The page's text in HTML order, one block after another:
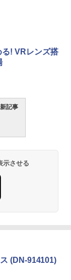
! VRレンズ搭
記事
示させる
(DN-914101)